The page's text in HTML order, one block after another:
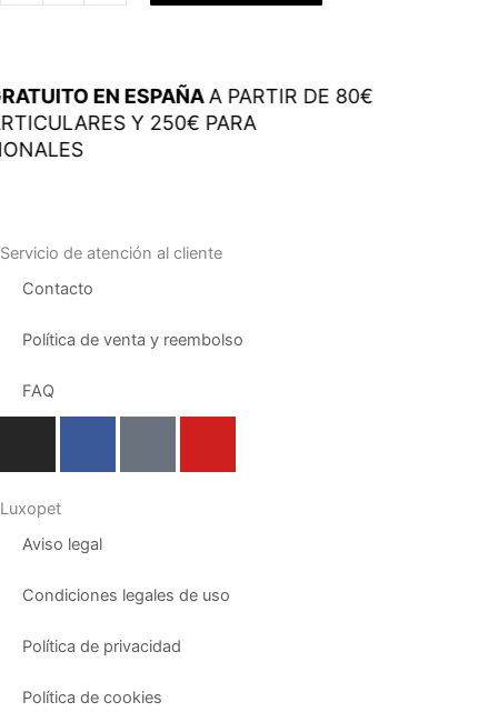
EN ESPAÑAA PARTIR DE 80€
Y 250€ PARA
Servicio de atención al cliente
Contacto
Política de venta y reembolso
FAQ
t
a
r
m
b
o
e
Luxopet
Aviso legal
Condiciones legales de uso
Política de privacidad
Política de cookies